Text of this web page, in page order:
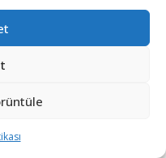
hacminin yıl sonunda
belirterek şöyle
bir rolü bulunuyor. 2021